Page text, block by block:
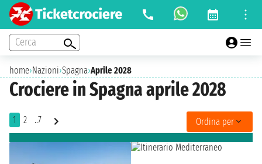
Cerca
home›Nazioni›Spagna›Aprile 2028
Crociere in Spagna aprile 2028
1 2 ..7 Ordina per